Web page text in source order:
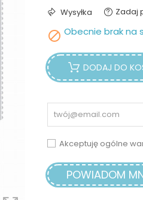
Wysyłka Zadaj
 Obecnie brak na
DODAJ DO
Akceptuję ogólne
POWIADOM